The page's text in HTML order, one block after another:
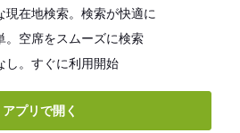
現在地検索。検索が快適に
。空席をスムーズに検索
し。すぐに利用開始
アプリで開く